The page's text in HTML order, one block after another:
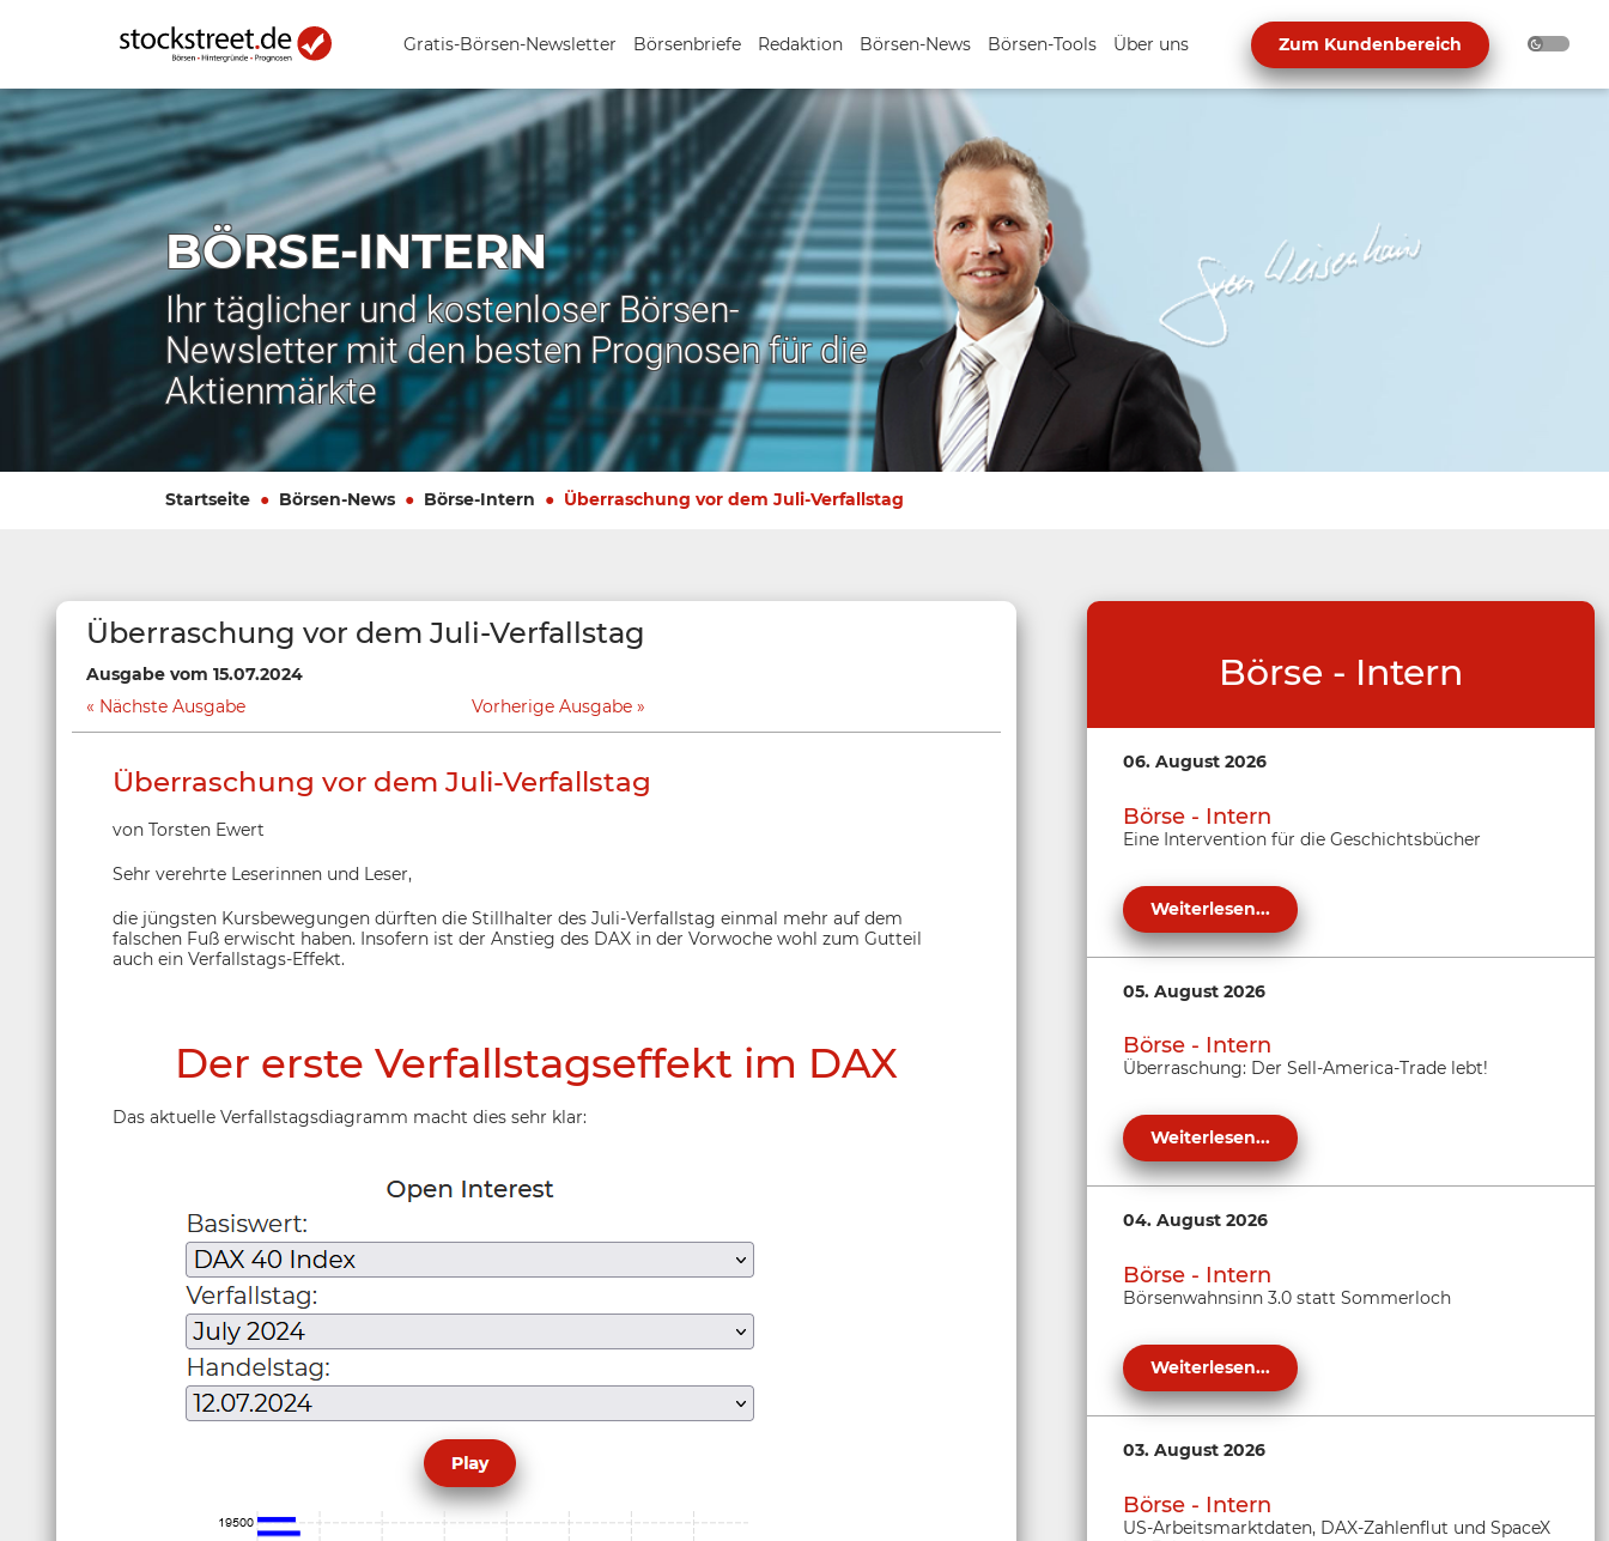
Gratis-Börsen-Newsletter Börsenbriefe Redaktion Börsen-News Börsen-Tools Über uns Zum Kundenbereich
BÖRSE-INTERN
Ihr täglicher und kostenloser Börsen-
Newsletter mit den besten Prognosen für die
Aktienmärkte
Startseite Börsen-News Börse-Intern Überraschung vor dem Juli-Verfallstag
Überraschung vor dem Juli-Verfallstag
Ausgabe vom 15.07.2024
Nächste Ausgabe
Vorherige Ausgabe
Überraschung vor dem Juli-Verfallstag
von Torsten Ewert
Sehr verehrte Leserinnen und Leser,
die jüngsten Kursbewegungen dürften die Stillhalter des Juli-Verfallstag einmal mehr auf dem
falschen Fuß erwischt haben. Insofern ist der Anstieg des DAX in der Vorwoche wohl zum Gutteil
auch ein Verfallstags-Effekt.
Der erste Verfallstagseffekt im DAX
Das aktuelle Verfallstagsdiagramm macht dies sehr klar:
Börse - Intern
06. August 2026
Börse - Intern
Eine Intervention für die Geschichtsbücher
Weiterlesen...
05. August 2026
Börse - Intern
Überraschung: Der Sell-America-Trade lebt!
Weiterlesen...
04. August 2026
Börse - Intern
Börsenwahnsinn 3.0 statt Sommerloch
Weiterlesen...
03. August 2026
Börse - Intern
US-Arbeitsmarktdaten, DAX-Zahlenflut und SpaceX